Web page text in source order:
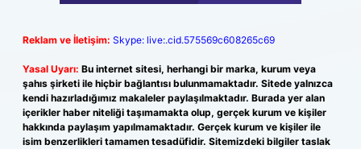
Reklam ve İletişim: Skype: live:.cid.575569c608265c69
Yasal Uyarı: Bu internet sitesi, herhangi bir marka, kurum veya
şahıs şirketi ile hiçbir bağlantısı bulunmamaktadır. Sitede yalnızca
kendi hazırladığımız makaleler paylaşılmaktadır. Burada yer alan
içerikler haber niteliği taşımamakta olup, gerçek kurum ve kişiler
hakkında paylaşım yapılmamaktadır. Gerçek kurum ve kişiler ile
isim benzerlikleri tamamen tesadüfidir. Sitemizdeki bilgiler taslak